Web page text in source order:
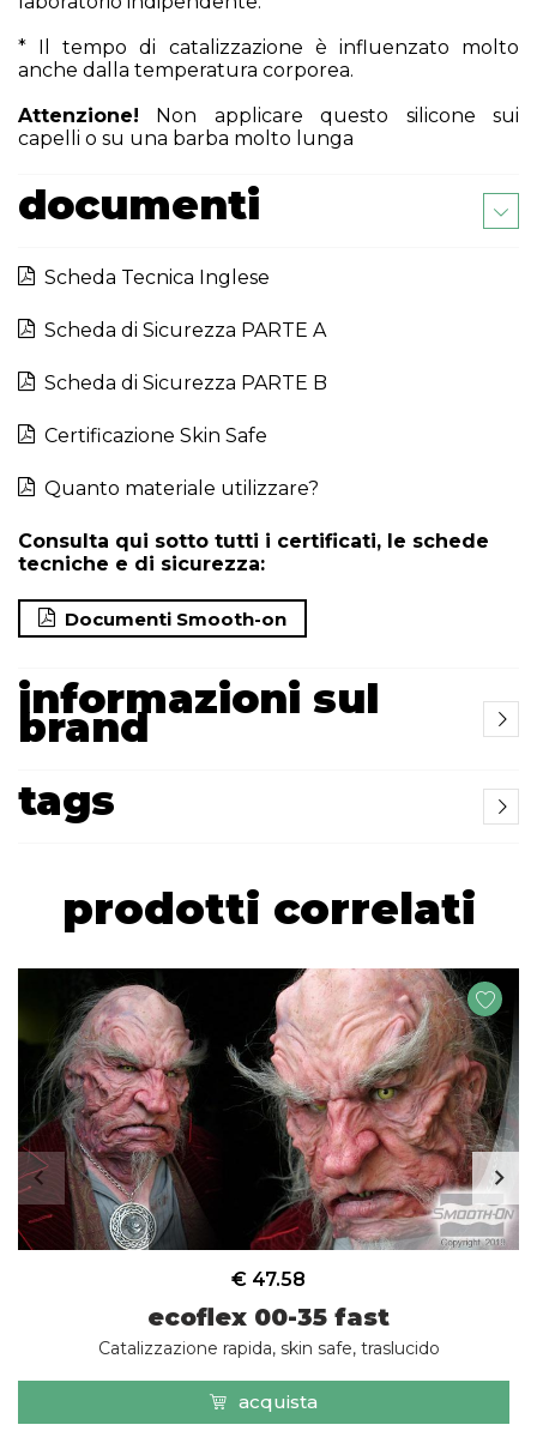
* Il tempo di catalizzazione è influenzato molto
anche dalla temperatura corporea.
Attenzione! Non applicare questo silicone sui
capelli o su una barba molto lunga
documenti
Scheda Tecnica Inglese
Scheda di Sicurezza PARTE A
Scheda di Sicurezza PARTE B
Certificazione Skin Safe
Quanto materiale utilizzare?
Consulta qui sotto tutti i certificati, le schede
tecniche e di sicurezza:
Documenti Smooth-on
informazioni sul
brand
tags
prodotti correlati
ecoflex 00-35 fast
Catalizzazione rapida, skin safe, traslucido
€ 47.58
acquista